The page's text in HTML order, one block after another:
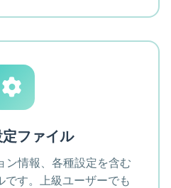
ファイル
ン情報、各種設定を含む
す。上級ユーザーでも